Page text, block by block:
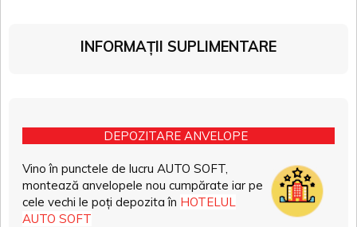
INFORMAȚII SUPLIMENTARE
DEPOZITARE ANVELOPE
Vino în punctele de lucru AUTO SOFT,
montează anvelopele nou cumpărate iar pe
cele vechi le poți depozita în HOTELUL
AUTO SOFT